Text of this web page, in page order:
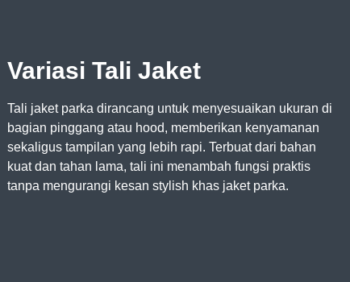
Variasi Tali Jaket
Tali jaket parka dirancang untuk menyesuaikan ukuran di
bagian pinggang atau hood, memberikan kenyamanan
sekaligus tampilan yang lebih rapi. Terbuat dari bahan
kuat dan tahan lama, tali ini menambah fungsi praktis
tanpa mengurangi kesan stylish khas jaket parka.